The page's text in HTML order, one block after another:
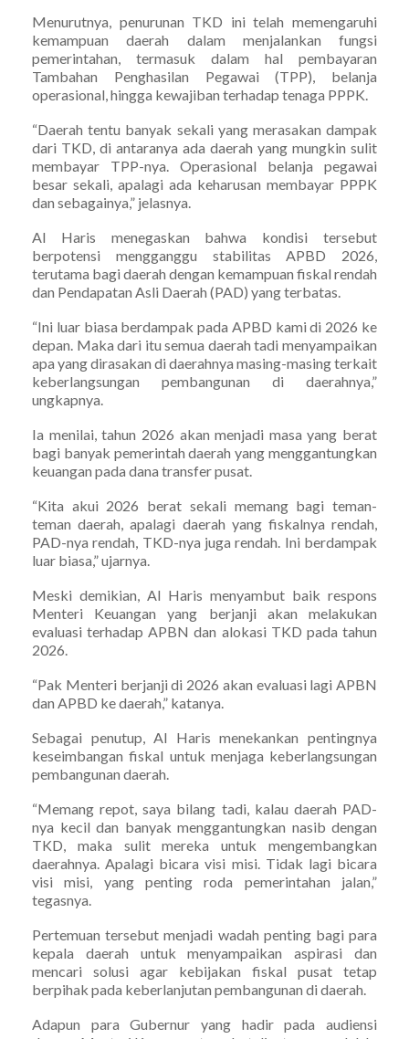
Menurutnya, penurunan TKD ini telah memengaruhi
kemampuan daerah dalam menjalankan fungsi
pemerintahan, termasuk dalam hal pembayaran
Tambahan Penghasilan Pegawai (TPP), belanja
operasional, hingga kewajiban terhadap tenaga PPPK.
“Daerah tentu banyak sekali yang merasakan dampak
dari TKD, di antaranya ada daerah yang mungkin sulit
membayar TPP-nya. Operasional belanja pegawai
besar sekali, apalagi ada keharusan membayar PPPK
dan sebagainya,” jelasnya.
Al Haris menegaskan bahwa kondisi tersebut
berpotensi mengganggu stabilitas APBD 2026,
terutama bagi daerah dengan kemampuan fiskal rendah
dan Pendapatan Asli Daerah (PAD) yang terbatas.
“Ini luar biasa berdampak pada APBD kami di 2026 ke
depan. Maka dari itu semua daerah tadi menyampaikan
apa yang dirasakan di daerahnya masing-masing terkait
keberlangsungan pembangunan di daerahnya,”
ungkapnya.
Ia menilai, tahun 2026 akan menjadi masa yang berat
bagi banyak pemerintah daerah yang menggantungkan
keuangan pada dana transfer pusat.
“Kita akui 2026 berat sekali memang bagi teman-
teman daerah, apalagi daerah yang fiskalnya rendah,
PAD-nya rendah, TKD-nya juga rendah. Ini berdampak
luar biasa,” ujarnya.
Meski demikian, Al Haris menyambut baik respons
Menteri Keuangan yang berjanji akan melakukan
evaluasi terhadap APBN dan alokasi TKD pada tahun
2026.
“Pak Menteri berjanji di 2026 akan evaluasi lagi APBN
dan APBD ke daerah,” katanya.
Sebagai penutup, Al Haris menekankan pentingnya
keseimbangan fiskal untuk menjaga keberlangsungan
pembangunan daerah.
“Memang repot, saya bilang tadi, kalau daerah PAD-
nya kecil dan banyak menggantungkan nasib dengan
TKD, maka sulit mereka untuk mengembangkan
daerahnya. Apalagi bicara visi misi. Tidak lagi bicara
visi misi, yang penting roda pemerintahan jalan,”
tegasnya.
Pertemuan tersebut menjadi wadah penting bagi para
kepala daerah untuk menyampaikan aspirasi dan
mencari solusi agar kebijakan fiskal pusat tetap
berpihak pada keberlanjutan pembangunan di daerah.
Adapun para Gubernur yang hadir pada audiensi